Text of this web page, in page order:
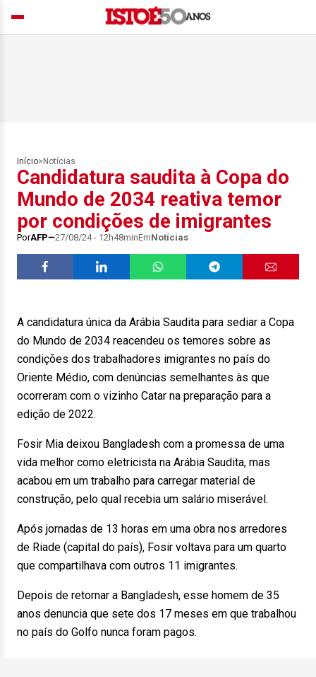
Início> Notícias
Candidatura saudita à Copa do
Mundo de 2034 reativa temor
por condições de imigrantes
PorAFP 27/08/24 - 12h48minEmNotícias
A candidatura única da Arábia Saudita para sediar a Copa
do Mundo de 2034 reacendeu os temores sobre as
condições dos trabalhadores imigrantes no país do
Oriente Médio, com denúncias semelhantes às que
ocorreram com o vizinho Catar na preparação para a
edição de 2022.
Fosir Mia deixou Bangladesh com a promessa de uma
vida melhor como eletricista na Arábia Saudita, mas
acabou em um trabalho para carregar material de
construção, pelo qual recebia um salário miserável.
Após jornadas de 13 horas em uma obra nos arredores
de Riade (capital do país), Fosir voltava para um quarto
que compartilhava com outros 11 imigrantes.
Depois de retornar a Bangladesh, esse homem de 35
anos denuncia que sete dos 17 meses em que trabalhou
no país do Golfo nunca foram pagos.